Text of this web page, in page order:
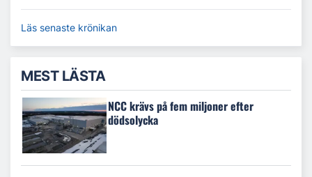
Läs senaste krönikan
MEST LÄSTA
NCC krävs på fem miljoner efter
dödsolycka